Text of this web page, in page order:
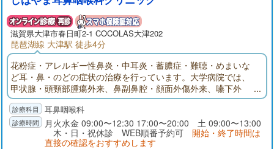
滋賀県大津市春日町2-1 COCOLAS大津202
琵琶湖線 大津駅 徒歩4分
花粉症・アレルギー性鼻炎・中耳炎・蓄膿症・難聴・めまいな
ど耳・鼻・のどの症状の治療を行っています。大学病院では、
甲状腺・頭頸部腫瘍外来、鼻副鼻腔・顔面外傷外来、嚥下外
来、難聴・めまい外来、初診・一般外来等を担当し、様々な疾
患の診療や手術を経験してまいりました。良質な医療を提供す
るとともに、みみ・はな・のどに関することを何でも気軽に相
談していただけるクリニックを目指します。
耳鼻咽喉科
月火水金 09:00〜12:30 17:00〜20:00 土 09:00〜13:00
木・日・祝休診 WEB順番予約可 開始・終了時間は
直接の確認をおすすめします